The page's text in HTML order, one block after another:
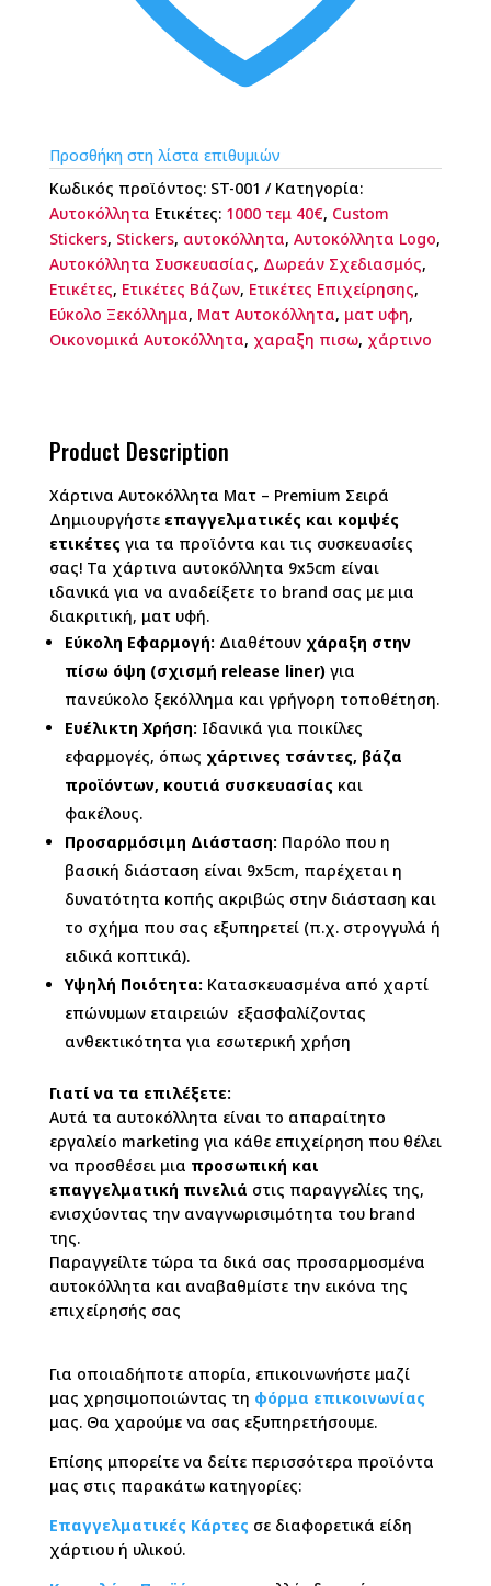
Προσθήκη στη λίστα επιθυμιών
Κωδικός προϊόντος: ST-001
Κατηγορία:
Αυτοκόλλητα Ετικέτες: 1000 τεμ 40€, Custom
Stickers, Stickers, αυτοκόλλητα, Αυτοκόλλητα Logo,
Αυτοκόλλητα Συσκευασίας, Δωρεάν Σχεδιασμός,
Ετικέτες, Ετικέτες Βάζων, Ετικέτες Επιχείρησης,
Εύκολο Ξεκόλλημα, Ματ Αυτοκόλλητα, ματ υφη,
Οικονομικά Αυτοκόλλητα, χαραξη πισω, χάρτινο
Product Description
Χάρτινα Αυτοκόλλητα Ματ – Premium Σειρά
Δημιουργήστε επαγγελματικές και κομψές
ετικέτες για τα προϊόντα και τις συσκευασίες
σας! Τα χάρτινα αυτοκόλλητα 9x5cm είναι
ιδανικά για να αναδείξετε το brand σας με μια
διακριτική, ματ υφή.
Εύκολη Εφαρμογή: Διαθέτουν χάραξη στην
πίσω όψη (σχισμή release liner)για
πανεύκολο ξεκόλλημα και γρήγορη τοποθέτηση.
Ευέλικτη Χρήση: Ιδανικά για ποικίλες
εφαρμογές, όπως χάρτινες τσάντες, βάζα
προϊόντων, κουτιά συσκευασίας και
φακέλους.
Προσαρμόσιμη Διάσταση: Παρόλο που η
βασική διάσταση είναι 9x5cm, παρέχεται η
δυνατότητα κοπής ακριβώς στην διάσταση και
το σχήμα που σας εξυπηρετεί (π.χ. στρογγυλά ή
ειδικά κοπτικά).
Υψηλή Ποιότητα: Κατασκευασμένα από χαρτί
επώνυμων εταιρειών εξασφαλίζοντας
ανθεκτικότητα για εσωτερική χρήση
Γιατί να τα επιλέξετε:
Αυτά τα αυτοκόλλητα είναι το απαραίτητο
εργαλείο marketing για κάθε επιχείρηση που θέλει
να προσθέσει μια προσωπική και
επαγγελματική πινελιά στις παραγγελίες της,
ενισχύοντας την αναγνωρισιμότητα του brand
της.
Παραγγείλτε τώρα τα δικά σας προσαρμοσμένα
αυτοκόλλητα και αναβαθμίστε την εικόνα της
επιχείρησής σας
Για οποιαδήποτε απορία, επικοινωνήστε μαζί
μας χρησιμοποιώντας τη φόρμα επικοινωνίας
μας. Θα χαρούμε να σας εξυπηρετήσουμε.
Επίσης μπορείτε να δείτε περισσότερα προϊόντα
μας στις παρακάτω κατηγορίες:
Επαγγελματικές Κάρτες σε διαφορετικά είδη
χάρτιου ή υλικού.